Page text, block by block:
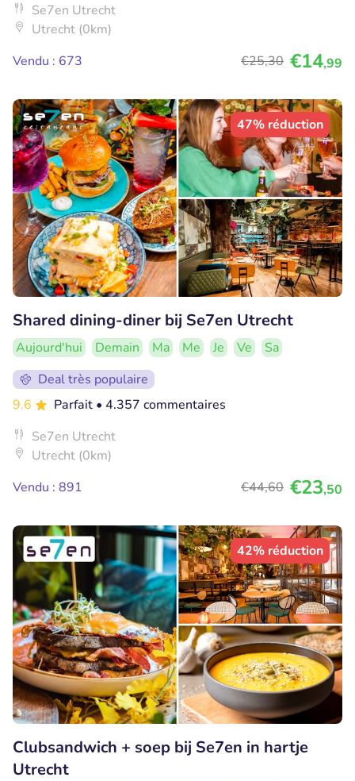
Se7en Utrecht
Utrecht (0km)
Vendu : 673
€25,30 €14,99
47% réduction
Shared dining-diner bij Se7en Utrecht
Aujourd'hui Demain Ma Me Je Ve
Sa
Deal très populaire
9.6
Parfait • 4.357 commentaires
Se7en Utrecht
Utrecht (0km)
Vendu : 891
€44,60 €23,50
42% réduction
Clubsandwich + soep bij Se7en in hartje
Utrecht